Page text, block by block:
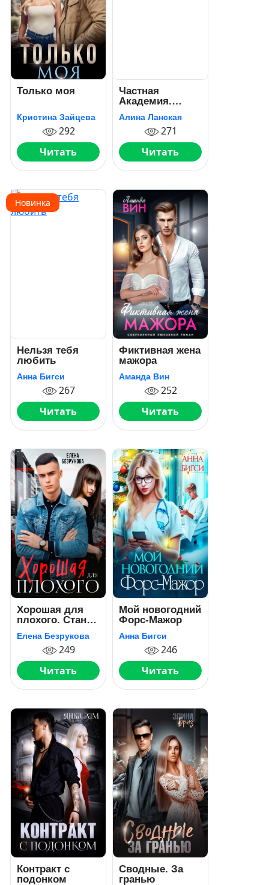
Только моя
Кристина Зайцева
292
Читать
Частная
Академия.
Осколки
Алина Ланская
271
Читать
Новинка
Нельзя тебя
любить
Анна Бигси
267
Читать
Фиктивная жена
мажора
Аманда Вин
252
Читать
Хорошая для
плохого. Стань
моей
Елена Безрукова
249
Читать
Мой новогодний
Форс-Мажор
Анна Бигси
246
Читать
Контракт с
подонком
Сводные. За
гранью